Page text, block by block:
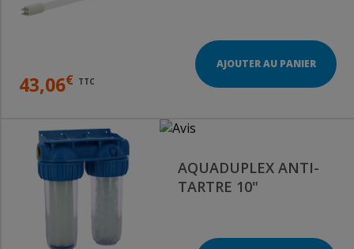
43,06€ TTC
AJOUTER AU PANIER
AQUADUPLEX ANTI-
TARTRE 10"